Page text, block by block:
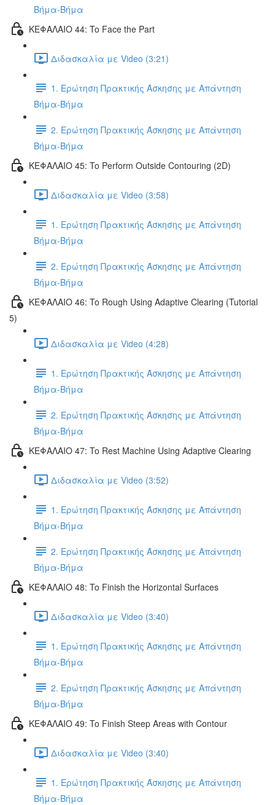
Βήμα-Βήμα
ΚΕΦΑΛΑΙΟ 44: To Face the Part
Διδασκαλία με Video (3:21)
1. Ερώτηση Πρακτικής Άσκησης με Απάντηση
Βήμα-Βήμα
2. Ερώτηση Πρακτικής Άσκησης με Απάντηση
Βήμα-Βήμα
ΚΕΦΑΛΑΙΟ 45: To Perform Outside Contouring (2D)
Διδασκαλία με Video (3:58)
1. Ερώτηση Πρακτικής Άσκησης με Απάντηση
Βήμα-Βήμα
2. Ερώτηση Πρακτικής Άσκησης με Απάντηση
Βήμα-Βήμα
ΚΕΦΑΛΑΙΟ 46: To Rough Using Adaptive Clearing (Tutorial
5)
Διδασκαλία με Video (4:28)
1. Ερώτηση Πρακτικής Άσκησης με Απάντηση
Βήμα-Βήμα
2. Ερώτηση Πρακτικής Άσκησης με Απάντηση
Βήμα-Βήμα
ΚΕΦΑΛΑΙΟ 47: To Rest Machine Using Adaptive Clearing
Διδασκαλία με Video (3:52)
1. Ερώτηση Πρακτικής Άσκησης με Απάντηση
Βήμα-Βήμα
2. Ερώτηση Πρακτικής Άσκησης με Απάντηση
Βήμα-Βήμα
ΚΕΦΑΛΑΙΟ 48: To Finish the Horizontal Surfaces
Διδασκαλία με Video (3:40)
1. Ερώτηση Πρακτικής Άσκησης με Απάντηση
Βήμα-Βήμα
2. Ερώτηση Πρακτικής Άσκησης με Απάντηση
Βήμα-Βήμα
ΚΕΦΑΛΑΙΟ 49: To Finish Steep Areas with Contour
Διδασκαλία με Video (3:40)
1. Ερώτηση Πρακτικής Άσκησης με Απάντηση
Βήμα-Βήμα